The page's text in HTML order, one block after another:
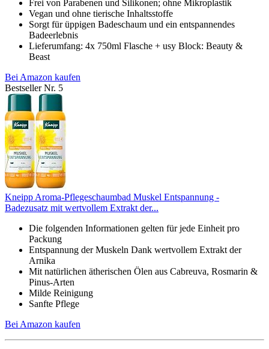
Frei von Parabenen und Silikonen; ohne Mikroplastik
Vegan und ohne tierische Inhaltsstoffe
Sorgt für üppigen Badeschaum und ein entspannendes
Badeerlebnis
Lieferumfang: 4x 750ml Flasche + usy Block: Beauty &
Beast
Bei Amazon kaufen
Bestseller Nr. 5
Kneipp Aroma-Pflegeschaumbad Muskel Entspannung -
Badezusatz mit wertvollem Extrakt der...
Die folgenden Informationen gelten für jede Einheit pro
Packung
Entspannung der Muskeln Dank wertvollem Extrakt der
Arnika
Mit natürlichen ätherischen Ölen aus Cabreuva, Rosmarin &
Pinus-Arten
Milde Reinigung
Sanfte Pflege
Bei Amazon kaufen